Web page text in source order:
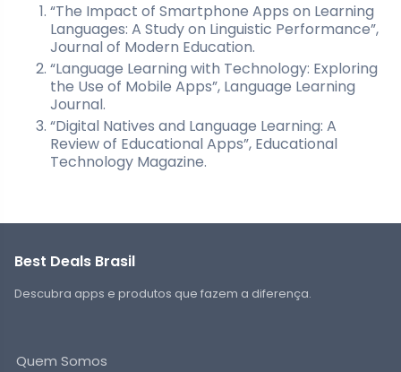
“The Impact of Smartphone Apps on Learning
Languages: A Study on Linguistic Performance”,
Journal of Modern Education.
“Language Learning with Technology: Exploring
the Use of Mobile Apps”, Language Learning
Journal.
“Digital Natives and Language Learning: A
Review of Educational Apps”, Educational
Technology Magazine.
Best Deals Brasil
Descubra apps e produtos que fazem a diferença.
Quem Somos